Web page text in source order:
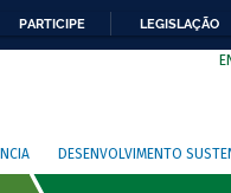
PARTICIPE LEGISLAÇÃO
DESENVOLVIMENTO